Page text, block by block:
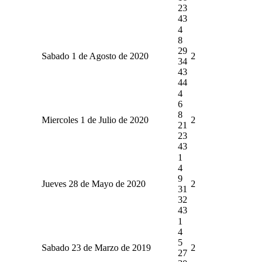
23
43
Sabado 1 de Agosto de 2020
4
8
29
34
43
44
2
Miercoles 1 de Julio de 2020
4
6
8
21
23
43
2
Jueves 28 de Mayo de 2020
1
4
9
31
32
43
2
Sabado 23 de Marzo de 2019
1
4
5
27
2